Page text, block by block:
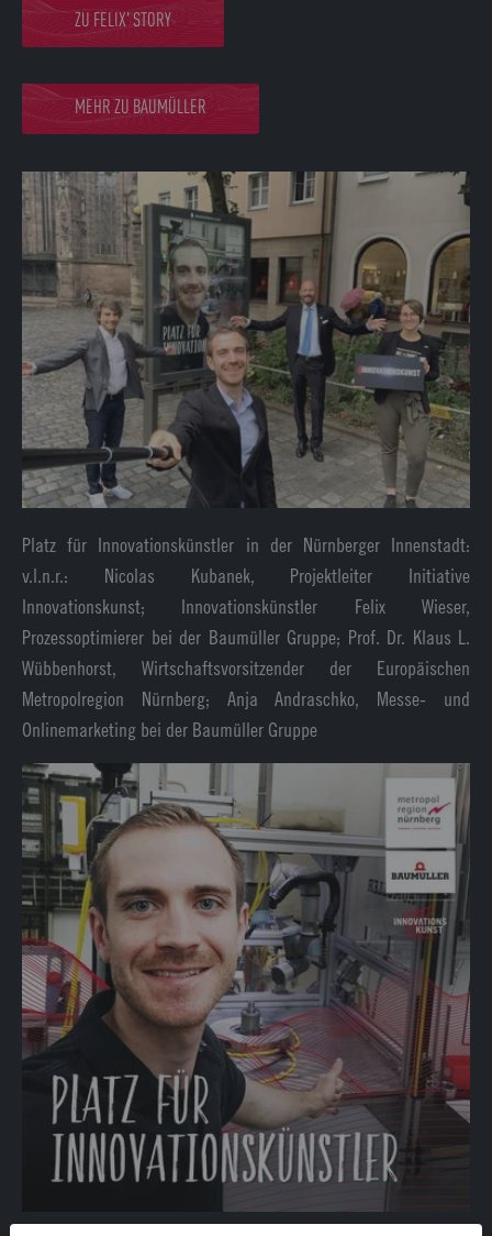
ZU FELIX' STORY
MEHR ZU BAUMÜLLER
Platz für Innovationskünstler in der Nürnberger Innenstadt:
v.l.n.r.: Nicolas Kubanek, Projektleiter Initiative
Innovationskunst; Innovationskünstler Felix Wieser,
Prozessoptimierer bei der Baumüller Gruppe; Prof. Dr. Klaus L.
Wübbenhorst, Wirtschaftsvorsitzender der Europäischen
Metropolregion Nürnberg; Anja Andraschko, Messe- und
Onlinemarketing bei der Baumüller Gruppe